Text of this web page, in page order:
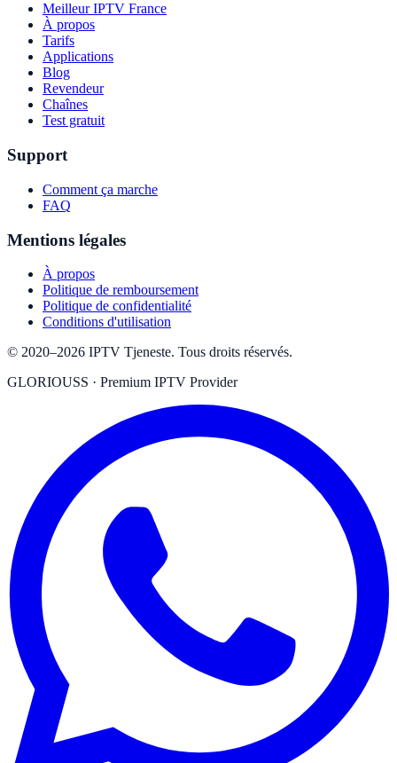
Meilleur IPTV France
À propos
Tarifs
Applications
Blog
Revendeur
Chaînes
Test gratuit
Support
Comment ça marche
FAQ
Mentions légales
À propos
Politique de remboursement
Politique de confidentialité
Conditions d'utilisation
© 2020–2026 IPTV Tjeneste. Tous droits réservés.
GLORIOUSS · Premium IPTV Provider